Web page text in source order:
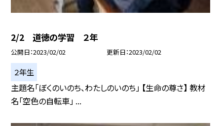
2/2 道徳の学習 ２年
公開日 2023/02/02 更新日 2023/02/02
２年生
主題名「ぼくのいのち、わたしのいのち」 【生命の尊さ】 教材
名「空色の自転車」 ...